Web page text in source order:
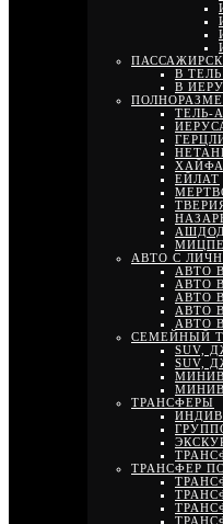
В
В
ТЕЛЬ-
ХАЙФА
ЕЙЛАТ
АШДОД
АВТО С
АВТО
АВТО
АВТО
АВТО
АВТО
СЕМЕЙНЫЙ
SUV,
SUV,
ТРАНСФЕРЫ
ТРАНСФЕР